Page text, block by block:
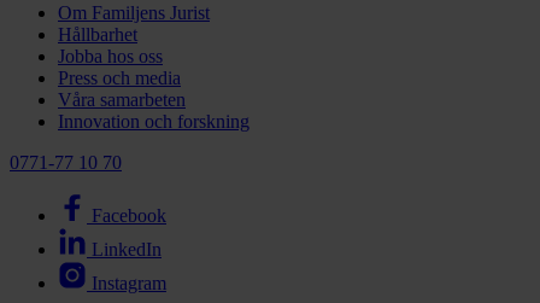
Om Familjens Jurist
Hållbarhet
Jobba hos oss
Press och media
Våra samarbeten
Innovation och forskning
0771-77 10 70
Facebook
LinkedIn
Instagram